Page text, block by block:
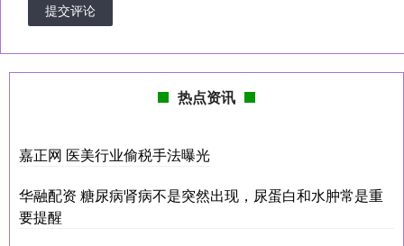
提交评论
热点资讯
嘉正网 医美行业偷税手法曝光
华融配资 糖尿病肾病不是突然出现，尿蛋白和水肿常是重
要提醒